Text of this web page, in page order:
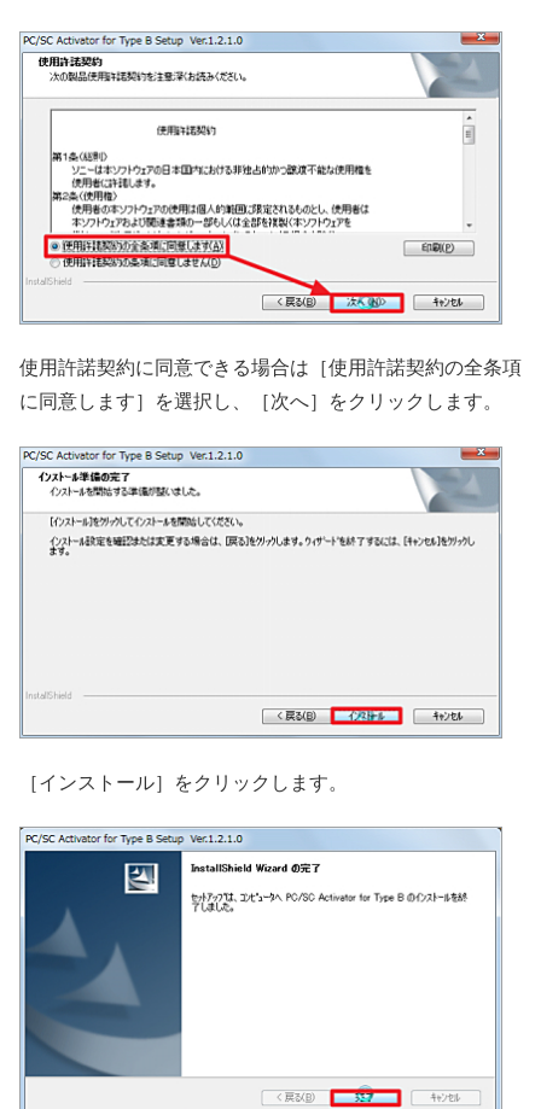
使用許諾契約に同意できる場合は［使用許諾契約の全条項
に同意します］を選択し、［次へ］をクリックします。
［インストール］をクリックします。